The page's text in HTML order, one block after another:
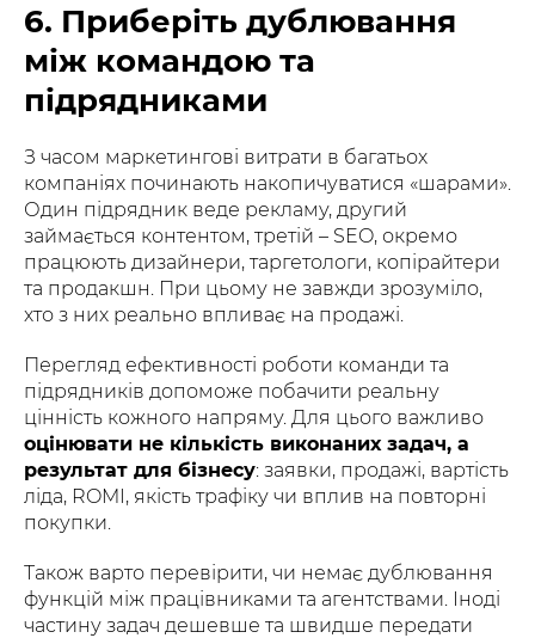
6. Приберіть дублювання
між командою та
підрядниками
З часом маркетингові витрати в багатьох
компаніях починають накопичуватися «шарами».
Один підрядник веде рекламу, другий
займається контентом, третій – SEO, окремо
працюють дизайнери, таргетологи, копірайтери
та продакшн. При цьому не завжди зрозуміло,
хто з них реально впливає на продажі.
Перегляд ефективності роботи команди та
підрядників допоможе побачити реальну
цінність кожного напряму. Для цього важливо
оцінювати не кількість виконаних задач, а
результат для бізнесу: заявки, продажі, вартість
ліда, ROMI, якість трафіку чи вплив на повторні
покупки.
Також варто перевірити, чи немає дублювання
функцій між працівниками та агентствами. Іноді
частину задач дешевше та швидше передати